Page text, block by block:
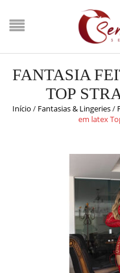
FANTASIA
TOP
Início / Fantasias & Lingeries/
em latex